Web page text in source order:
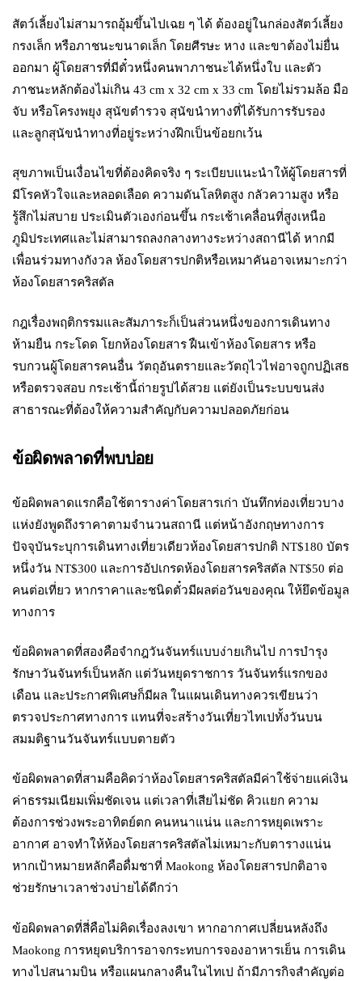
สัตว์เลี้ยงไม่สามารถอุ้มขึ้นไปเฉย ๆ ได้ ต้องอยู่ในกล่องสัตว์เลี้ยง
กรงเล็ก หรือภาชนะขนาดเล็ก โดยศีรษะ หาง และขาต้องไม่ยื่น
ออกมา ผู้โดยสารที่มีตั๋วหนึ่งคนพาภาชนะได้หนึ่งใบ และตัว
ภาชนะหลักต้องไม่เกิน 43 cm x 32 cm x 33 cm โดยไม่รวมล้อ มือ
จับ หรือโครงพยุง สุนัขตำรวจ สุนัขนำทางที่ได้รับการรับรอง
และลูกสุนัขนำทางที่อยู่ระหว่างฝึกเป็นข้อยกเว้น
สุขภาพเป็นเงื่อนไขที่ต้องคิดจริง ๆ ระเบียบแนะนำให้ผู้โดยสารที่
มีโรคหัวใจและหลอดเลือด ความดันโลหิตสูง กลัวความสูง หรือ
รู้สึกไม่สบาย ประเมินตัวเองก่อนขึ้น กระเช้าเคลื่อนที่สูงเหนือ
ภูมิประเทศและไม่สามารถลงกลางทางระหว่างสถานีได้ หากมี
เพื่อนร่วมทางกังวล ห้องโดยสารปกติหรือเหมาคันอาจเหมาะกว่า
ห้องโดยสารคริสตัล
กฎเรื่องพฤติกรรมและสัมภาระก็เป็นส่วนหนึ่งของการเดินทาง
ห้ามยืน กระโดด โยกห้องโดยสาร ฝืนเข้าห้องโดยสาร หรือ
รบกวนผู้โดยสารคนอื่น วัตถุอันตรายและวัตถุไวไฟอาจถูกปฏิเสธ
หรือตรวจสอบ กระเช้านี้ถ่ายรูปได้สวย แต่ยังเป็นระบบขนส่ง
สาธารณะที่ต้องให้ความสำคัญกับความปลอดภัยก่อน
ข้อผิดพลาดที่พบบ่อย
ข้อผิดพลาดแรกคือใช้ตารางค่าโดยสารเก่า บันทึกท่องเที่ยวบาง
แห่งยังพูดถึงราคาตามจำนวนสถานี แต่หน้าอังกฤษทางการ
ปัจจุบันระบุการเดินทางเที่ยวเดียวห้องโดยสารปกติ NT$180 บัตร
หนึ่งวัน NT$300 และการอัปเกรดห้องโดยสารคริสตัล NT$50 ต่อ
คนต่อเที่ยว หากราคาและชนิดตั๋วมีผลต่อวันของคุณ ให้ยึดข้อมูล
ทางการ
ข้อผิดพลาดที่สองคือจำกฎวันจันทร์แบบง่ายเกินไป การบำรุง
รักษาวันจันทร์เป็นหลัก แต่วันหยุดราชการ วันจันทร์แรกของ
เดือน และประกาศพิเศษก็มีผล ในแผนเดินทางควรเขียนว่า
ตรวจประกาศทางการ แทนที่จะสร้างวันเที่ยวไทเปทั้งวันบน
สมมติฐานวันจันทร์แบบตายตัว
ข้อผิดพลาดที่สามคือคิดว่าห้องโดยสารคริสตัลมีค่าใช้จ่ายแค่เงิน
ค่าธรรมเนียมเพิ่มชัดเจน แต่เวลาที่เสียไม่ชัด คิวแยก ความ
ต้องการช่วงพระอาทิตย์ตก คนหนาแน่น และการหยุดเพราะ
อากาศ อาจทำให้ห้องโดยสารคริสตัลไม่เหมาะกับตารางแน่น
หากเป้าหมายหลักคือดื่มชาที่ Maokong ห้องโดยสารปกติอาจ
ช่วยรักษาเวลาช่วงบ่ายได้ดีกว่า
ข้อผิดพลาดที่สี่คือไม่คิดเรื่องลงเขา หากอากาศเปลี่ยนหลังถึง
Maokong การหยุดบริการอาจกระทบการจองอาหารเย็น การเดิน
ทางไปสนามบิน หรือแผนกลางคืนในไทเป ถ้ามีภารกิจสำคัญต่อ